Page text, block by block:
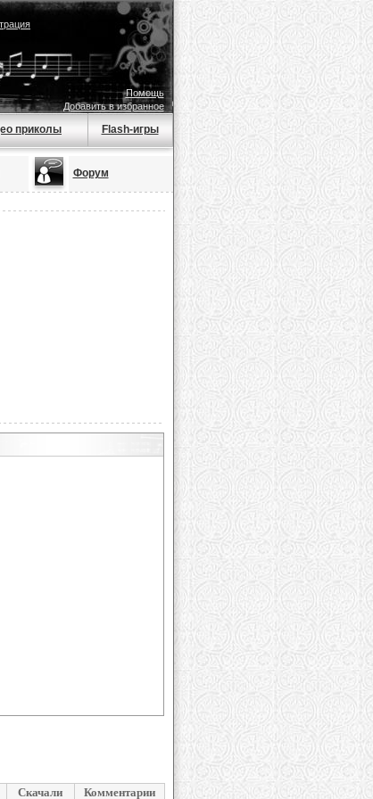
Помощь
Добавить в избранное
приколы Flash-игры
Форум
Скачали Комментарии